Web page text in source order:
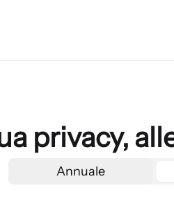
privacy,
Annuale